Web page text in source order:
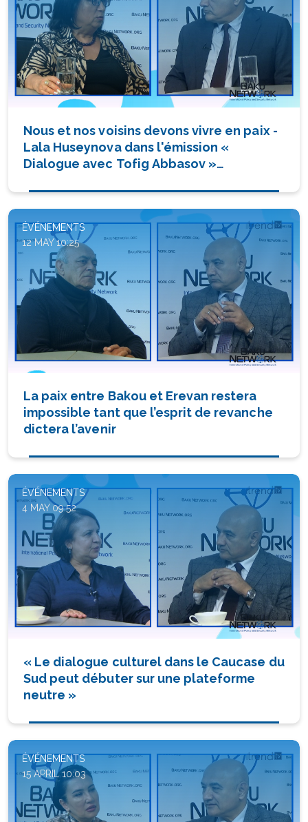
Nous et nos voisins devons vivre en paix -
Lala Huseynova dans l'émission «
Dialogue avec Tofig Abbasov »
ÉVÉNEMENTS
12 MAY 10:25
La paix entre Bakou et Erevan restera
impossible tant que l’esprit de revanche
dictera l’avenir
ÉVÉNEMENTS
4 MAY 09:52
« Le dialogue culturel dans le Caucase du
Sud peut débuter sur une plateforme
neutre »
ÉVÉNEMENTS
15 APRIL 10:03